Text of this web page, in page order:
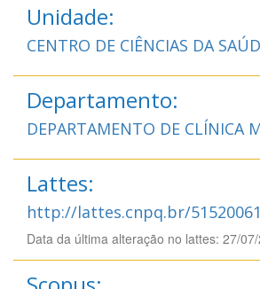
Unidade:
CENTRO DE CIÊNCIAS DA
Departamento:
DEPARTAMENTO DE CLÍNICA
Lattes:
http://lattes.cnpq.br/
Data da última alteração no lattes: 27/